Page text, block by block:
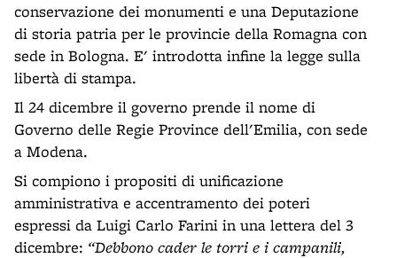
conservazione dei monumenti e una Deputazione
di storia patria per le provincie della Romagna con
sede in Bologna. E' introdotta infine la legge sulla
libertà di stampa.
Il 24 dicembre il governo prende il nome di
Governo delle Regie Province dell'Emilia, con sede
a Modena.
Si compiono i propositi di unificazione
amministrativa e accentramento dei poteri
espressi da Luigi Carlo Farini in una lettera del 3
dicembre: “Debbono cader le torri e i campanili,